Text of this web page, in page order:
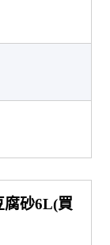
腐砂6L(買